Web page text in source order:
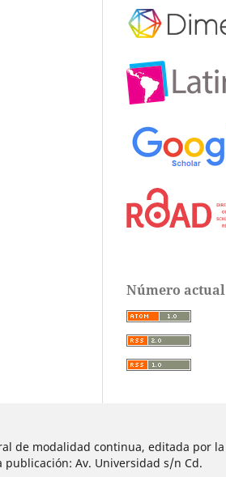
Número actual
de modalidad continua, editada por la
Av. Universidad s/n Cd.